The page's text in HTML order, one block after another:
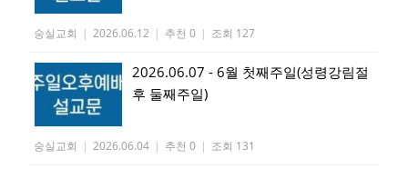
숭실교회 | 2026.06.12 | 추천 0 | 조회 127
2026.06.07 - 6월 첫째주일(성령강림절
후 둘째주일)
숭실교회 | 2026.06.04 | 추천 0 | 조회 131